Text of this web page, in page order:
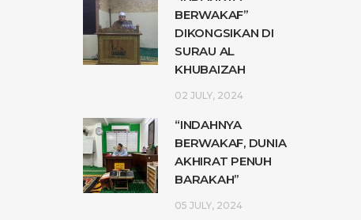
BERWAKAF”
DIKONGSIKAN DI
SURAU AL
KHUBAIZAH
02 JULY, 2024
“INDAHNYA
BERWAKAF, DUNIA
AKHIRAT PENUH
BARAKAH”
05 JULY, 2024